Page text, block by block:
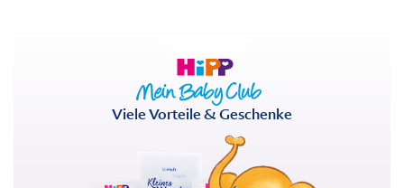
Viele Vorteile & Geschenke